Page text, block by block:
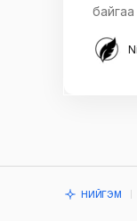
байгаа
НИЙГЭМ